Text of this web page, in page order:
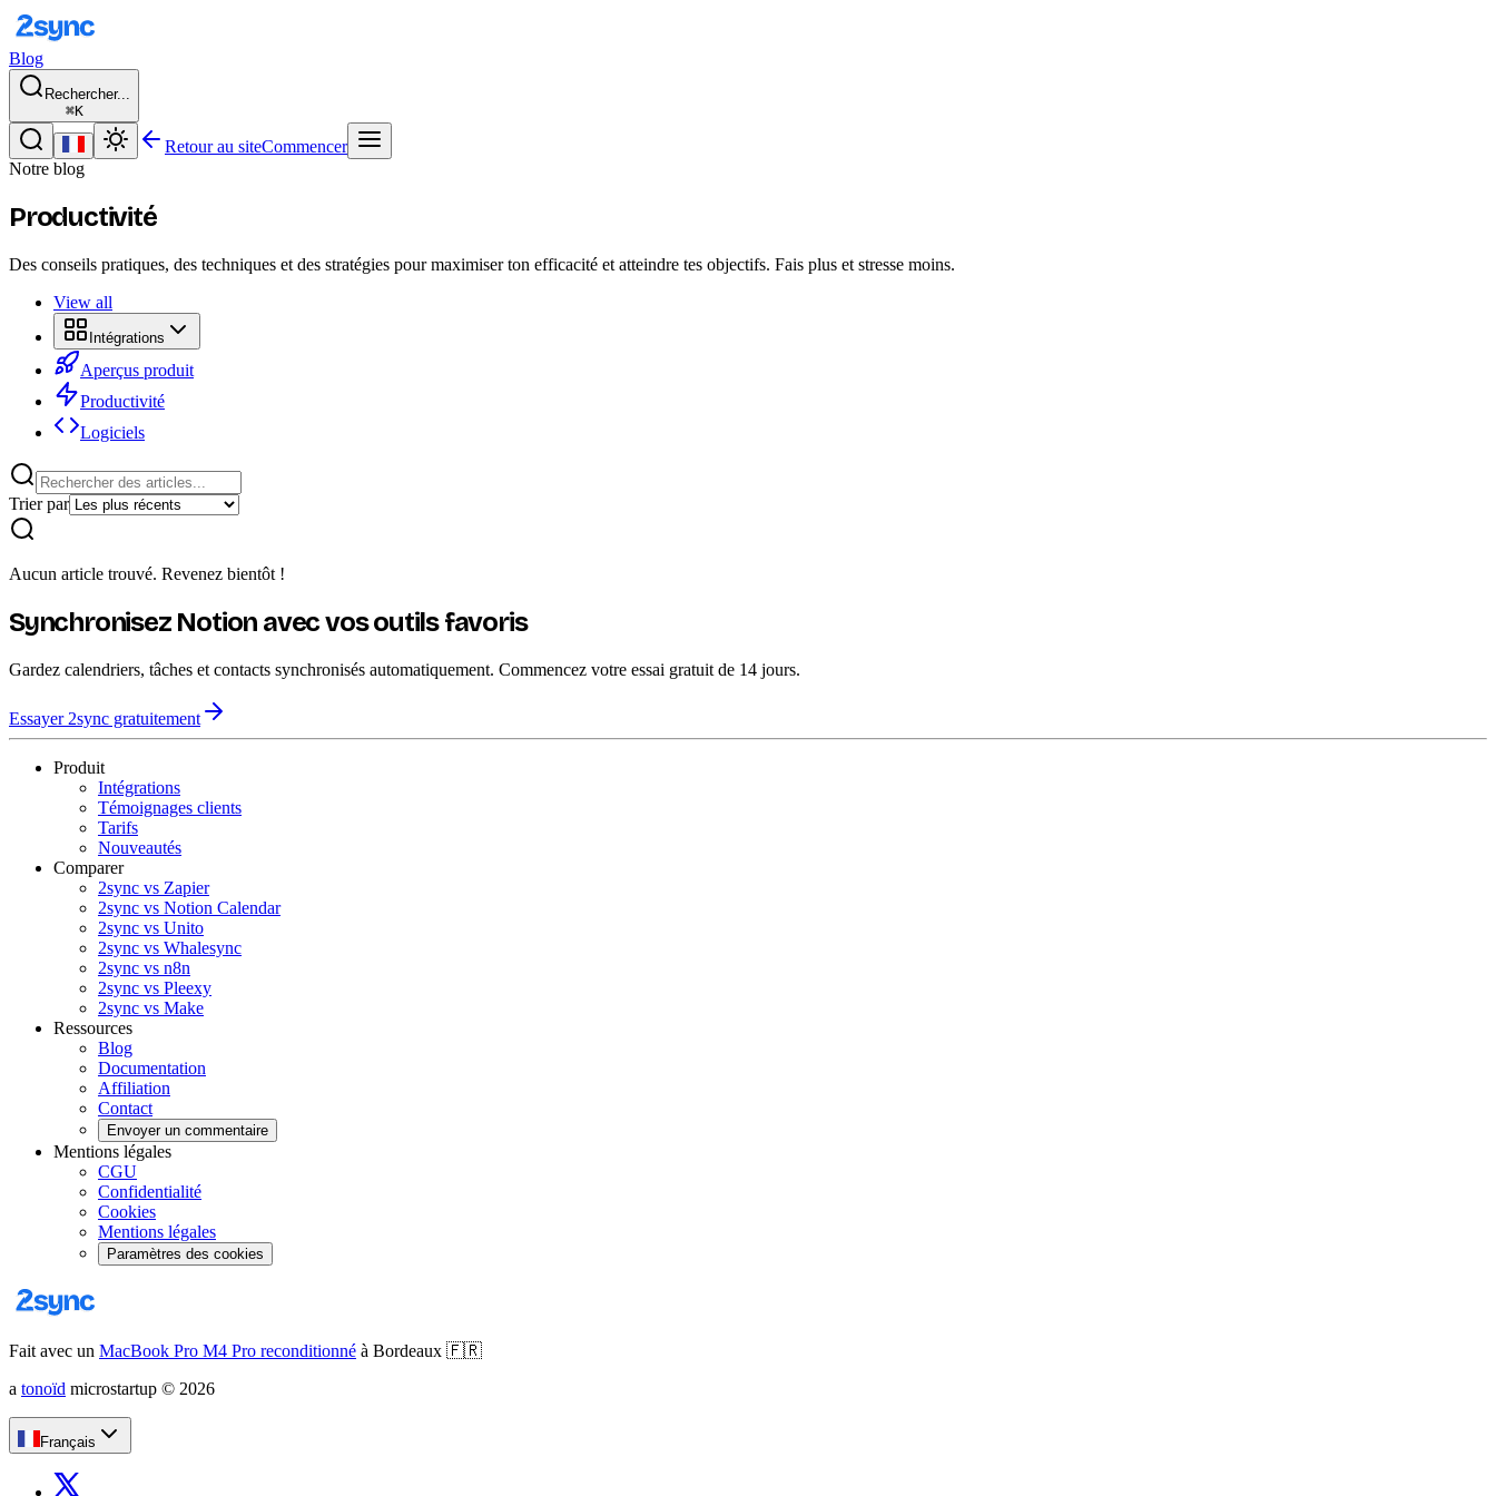
Blog
Rechercher...
⌘K
Retour au siteCommencer
Notre blog
Productivité
Des conseils pratiques, des techniques et des stratégies pour maximiser ton efficacité et atteindre tes objectifs. Fais plus et stresse moins.
View all
Intégrations
Aperçus produit
Productivité
Logiciels
Trier par
Aucun article trouvé. Revenez bientôt !
Synchronisez Notion avec vos outils favoris
Gardez calendriers, tâches et contacts synchronisés automatiquement. Commencez votre essai gratuit de 14 jours.
Essayer 2sync gratuitement
Produit
Intégrations
Témoignages clients
Tarifs
Nouveautés
Comparer
2sync vs Zapier
2sync vs Notion Calendar
2sync vs Unito
2sync vs Whalesync
2sync vs n8n
2sync vs Pleexy
2sync vs Make
Ressources
Blog
Documentation
Affiliation
Contact
Envoyer un commentaire
Mentions légales
CGU
Confidentialité
Cookies
Mentions légales
Paramètres des cookies
Fait avec un MacBook Pro M4 Pro reconditionné à Bordeaux 🇫🇷
a tonoïd microstartup © 2026
Français